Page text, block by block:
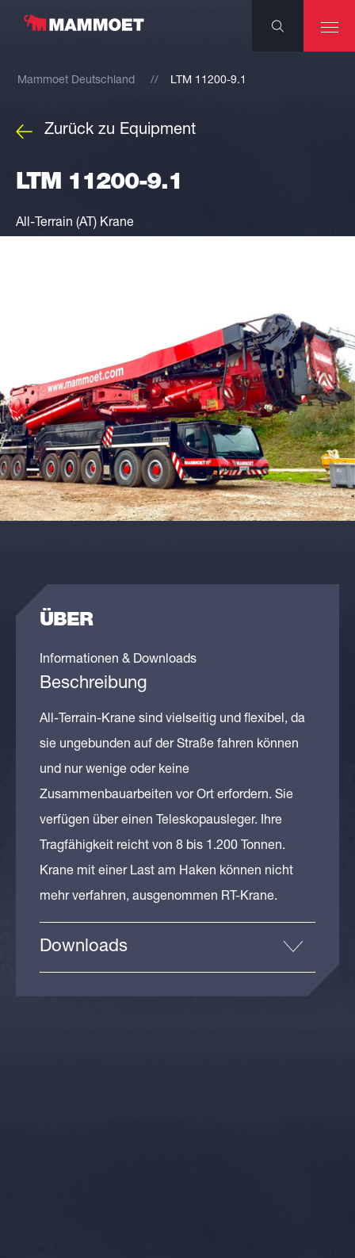
Mammoet Deutschland LTM 11200-9.1
Zurück zu Equipment
LTM 11200-9.1
All-Terrain (AT) Krane
ÜBER
Informationen & Downloads
Beschreibung
All-Terrain-Krane sind vielseitig und flexibel, da
sie ungebunden auf der Straße fahren können
und nur wenige oder keine
Zusammenbauarbeiten vor Ort erfordern. Sie
verfügen über einen Teleskopausleger. Ihre
Tragfähigkeit reicht von 8 bis 1.200 Tonnen.
Krane mit einer Last am Haken können nicht
mehr verfahren, ausgenommen RT-Krane.
Downloads